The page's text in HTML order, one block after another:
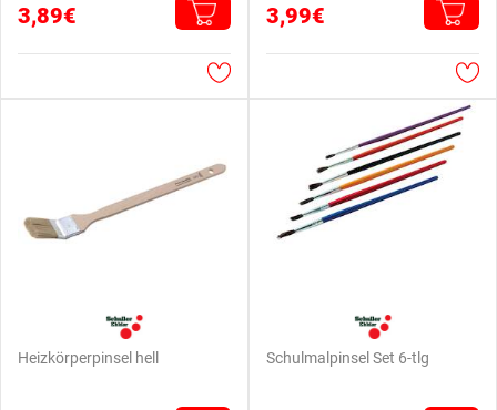
3,89€ 3,99€
Heizkörperpinsel hell Schulmalpinsel Set 6-tlg